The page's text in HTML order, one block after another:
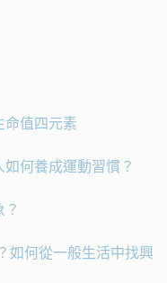
命值四元素
何養成運動習慣？
如何從一般生活中找興